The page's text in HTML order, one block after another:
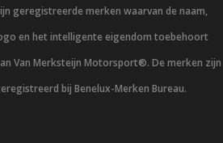
geregistreerde merken waarvan de naam,
en het intelligente eigendom toebehoort
Van Merksteijn Motorsport®. De merken zijn
bij Benelux-Merken Bureau.